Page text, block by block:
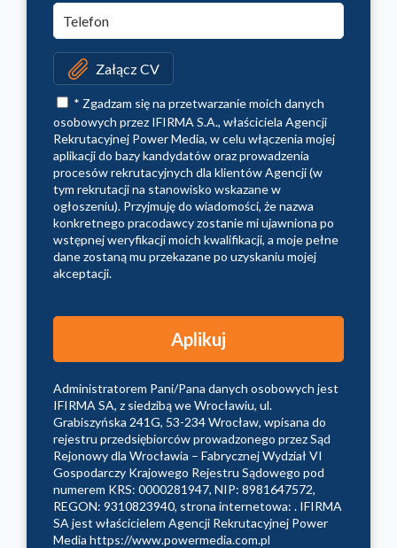
Załącz CV
* Zgadzam się na przetwarzanie moich danych
osobowych przez IFIRMA S.A., właściciela Agencji
Rekrutacyjnej Power Media, w celu włączenia mojej
aplikacji do bazy kandydatów oraz prowadzenia
procesów rekrutacyjnych dla klientów Agencji (w
tym rekrutacji na stanowisko wskazane w
ogłoszeniu). Przyjmuję do wiadomości, że nazwa
konkretnego pracodawcy zostanie mi ujawniona po
wstępnej weryfikacji moich kwalifikacji, a moje pełne
dane zostaną mu przekazane po uzyskaniu mojej
akceptacji.
Administratorem Pani/Pana danych osobowych jest
IFIRMA SA, z siedzibą we Wrocławiu, ul.
Grabiszyńska 241G, 53-234 Wrocław, wpisana do
rejestru przedsiębiorców prowadzonego przez Sąd
Rejonowy dla Wrocławia – Fabrycznej Wydział VI
Gospodarczy Krajowego Rejestru Sądowego pod
numerem KRS: 0000281947, NIP: 8981647572,
REGON: 9310823940, strona internetowa: . IFIRMA
SA jest właścicielem Agencji Rekrutacyjnej Power
Media https://www.powermedia.com.pl